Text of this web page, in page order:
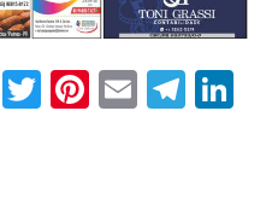
GmailTwitter
Pinterest
Email